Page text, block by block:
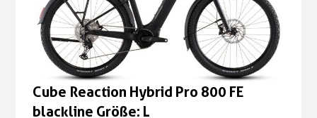
Cube Reaction Hybrid Pro 800 FE
blackline Größe: L